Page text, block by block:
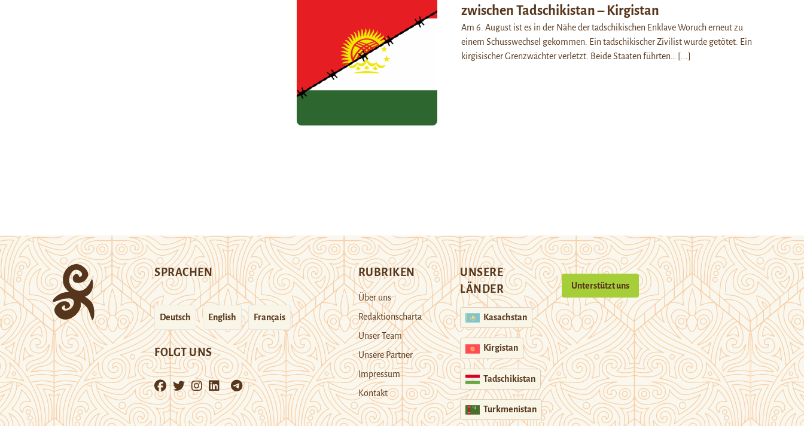
zwischen Tadschikistan – Kirgistan
Am 6. August ist es in der Nähe der tadschikischen Enklave Woruch erneut zu
einem Schusswechsel gekommen. Ein tadschikischer Zivilist wurde getötet. Ein
kirgisischer Grenzwächter verletzt. Beide Staaten führten…
[...]
SPRACHEN
Deutsch English Français
FOLGT UNS
RUBRIKEN
Über uns
Redaktionscharta
Unser Team
Unsere Partner
Impressum
Kontakt
UNSERE
LÄNDER
Kasachstan
Kirgistan
Tadschikistan
Turkmenistan
Unterstützt uns